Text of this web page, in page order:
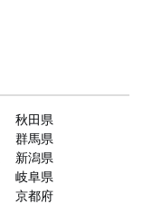
秋田県
群馬県
新潟県
岐阜県
京都府